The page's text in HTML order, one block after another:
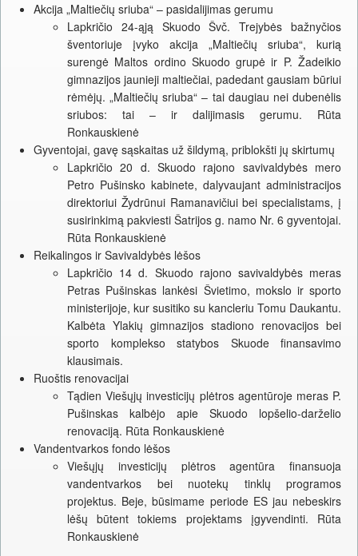
Akcija „Maltiečių sriuba“ – pasidalijimas gerumu
Lapkričio 24-ąją Skuodo Švč. Trejybės bažnyčios
šventoriuje įvyko akcija „Maltiečių sriuba“, kurią
surengė Maltos ordino Skuodo grupė ir P. Žadeikio
gimnazijos jaunieji maltiečiai, padedant gausiam būriui
rėmėjų. „Maltiečių sriuba“ – tai daugiau nei dubenėlis
sriubos: tai – ir dalijimasis gerumu. Rūta
Ronkauskienė
Gyventojai, gavę sąskaitas už šildymą, priblokšti jų skirtumų
Lapkričio 20 d. Skuodo rajono savivaldybės mero
Petro Pušinsko kabinete, dalyvaujant administracijos
direktoriui Žydrūnui Ramanavičiui bei specialistams, į
susirinkimą pakviesti Šatrijos g. namo Nr. 6 gyventojai.
Rūta Ronkauskienė
Reikalingos ir Savivaldybės lėšos
Lapkričio 14 d. Skuodo rajono savivaldybės meras
Petras Pušinskas lankėsi Švietimo, mokslo ir sporto
ministerijoje, kur susitiko su kancleriu Tomu Daukantu.
Kalbėta Ylakių gimnazijos stadiono renovacijos bei
sporto komplekso statybos Skuode finansavimo
klausimais.
Ruoštis renovacijai
Tądien Viešųjų investicijų plėtros agentūroje meras P.
Pušinskas kalbėjo apie Skuodo lopšelio-darželio
renovaciją. Rūta Ronkauskienė
Vandentvarkos fondo lėšos
Viešųjų investicijų plėtros agentūra finansuoja
vandentvarkos bei nuotekų tinklų programos
projektus. Beje, būsimame periode ES jau nebeskirs
lėšų būtent tokiems projektams įgyvendinti. Rūta
Ronkauskienė